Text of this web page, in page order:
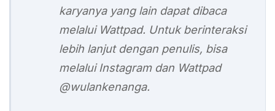
karyanya yang lain dapat dibaca
melalui Wattpad. Untuk berinteraksi
lebih lanjut dengan penulis, bisa
melalui Instagram dan Wattpad
@wulankenanga.